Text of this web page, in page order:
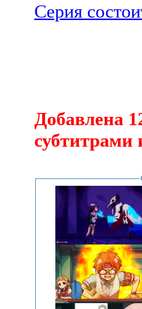
Серия
Добавлена
субтитрами